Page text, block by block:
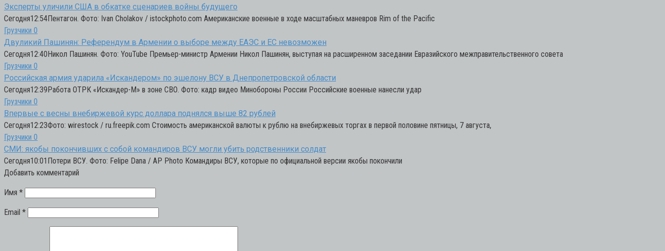
Эксперты уличили США в обкатке сценариев войны будущего
Сегодня12:54Пентагон. Фото: Ivan Cholakov / istockphoto.com Американские военные в ходе масштабных маневров Rim of the Pacific
Грузчики 0
Двуликий Пашинян: Референдум в Армении о выборе между ЕАЭС и ЕС невозможен
Сегодня12:40Никол Пашинян. Фото: YouTube Премьер-министр Армении Никол Пашинян, выступая на расширенном заседании Евразийского межправительственного совета
Грузчики 0
Российская армия ударила «Искандером» по эшелону ВСУ в Днепропетровской области
Сегодня12:39Работа ОТРК «Искандер-М» в зоне СВО. Фото: кадр видео Минобороны России Российские военные нанесли удар
Грузчики 0
Впервые с весны внебиржевой курс доллара поднялся выше 82 рублей
Сегодня12:23Фото: wirestock / ru.freepik.com Стоимость американской валюты к рублю на внебиржевых торгах в первой половине пятницы, 7 августа,
Грузчики 0
СМИ: якобы покончивших с собой командиров ВСУ могли убить родственники солдат
Сегодня10:01Потери ВСУ. Фото: Felipe Dana / AP Photo Командиры ВСУ, которые по официальной версии якобы покончили
Добавить комментарий
Имя *
Email *